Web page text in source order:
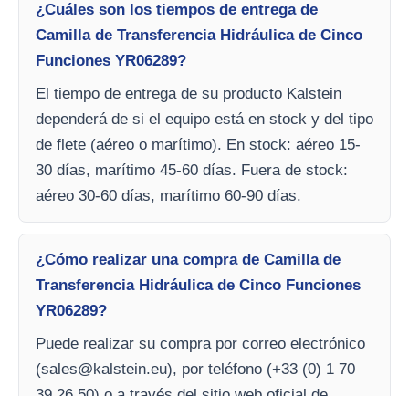
¿Cuáles son los tiempos de entrega de
Camilla de Transferencia Hidráulica de Cinco
Funciones YR06289?
El tiempo de entrega de su producto Kalstein
dependerá de si el equipo está en stock y del tipo
de flete (aéreo o marítimo). En stock: aéreo 15-
30 días, marítimo 45-60 días. Fuera de stock:
aéreo 30-60 días, marítimo 60-90 días.
¿Cómo realizar una compra de Camilla de
Transferencia Hidráulica de Cinco Funciones
YR06289?
Puede realizar su compra por correo electrónico
(sales@kalstein.eu), por teléfono (+33 (0) 1 70